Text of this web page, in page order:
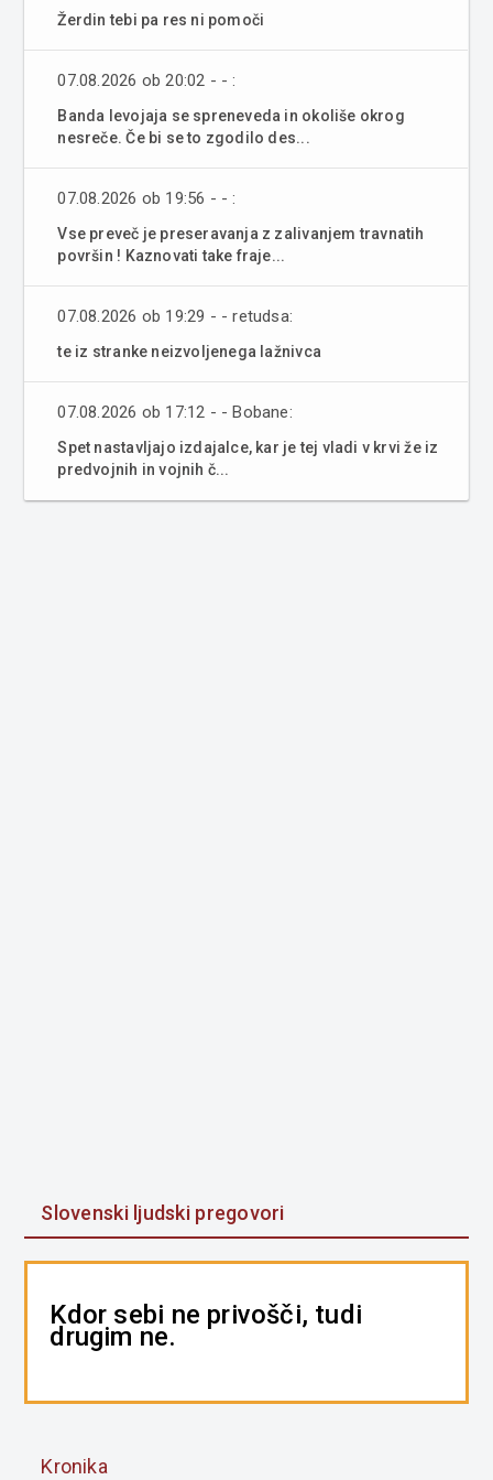
Žerdin tebi pa res ni pomoči
07.08.2026 ob 20:02 - - :
Banda levojaja se spreneveda in okoliše okrog
nesreče. Če bi se to zgodilo des...
07.08.2026 ob 19:56 - - :
Vse preveč je preseravanja z zalivanjem travnatih
površin ! Kaznovati take fraje...
07.08.2026 ob 19:29 - - retudsa:
te iz stranke neizvoljenega lažnivca
07.08.2026 ob 17:12 - - Bobane:
Spet nastavljajo izdajalce, kar je tej vladi v krvi že iz
predvojnih in vojnih č...
Slovenski ljudski pregovori
Kdor sebi ne privošči, tudi
drugim ne.
Kronika